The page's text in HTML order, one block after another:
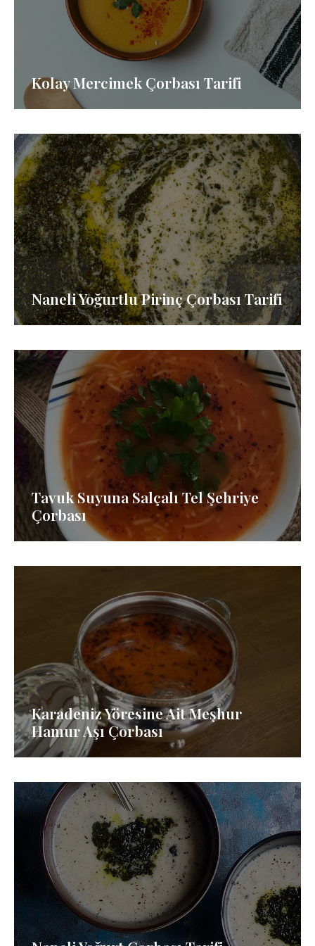
Kolay Mercimek Çorbası Tarifi
Naneli Yoğurtlu Pirinç Çorbası Tarifi
Tavuk Suyuna Salçalı Tel Şehriye
Çorbası
Karadeniz Yöresine Ait Meşhur
Hamur Aşı Çorbası